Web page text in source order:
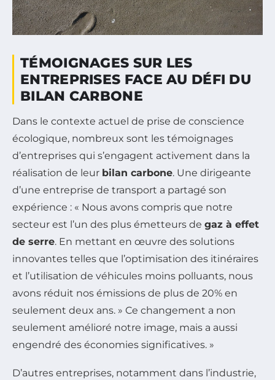
TÉMOIGNAGES SUR LES
ENTREPRISES FACE AU DÉFI DU
BILAN CARBONE
Dans le contexte actuel de prise de conscience
écologique, nombreux sont les témoignages
d’entreprises qui s’engagent activement dans la
réalisation de leur bilan carbone. Une dirigeante
d’une entreprise de transport a partagé son
expérience : « Nous avons compris que notre
secteur est l’un des plus émetteurs de gaz à effet
de serre. En mettant en œuvre des solutions
innovantes telles que l’optimisation des itinéraires
et l’utilisation de véhicules moins polluants, nous
avons réduit nos émissions de plus de 20% en
seulement deux ans. » Ce changement a non
seulement amélioré notre image, mais a aussi
engendré des économies significatives. »
D’autres entreprises, notamment dans l’industrie,